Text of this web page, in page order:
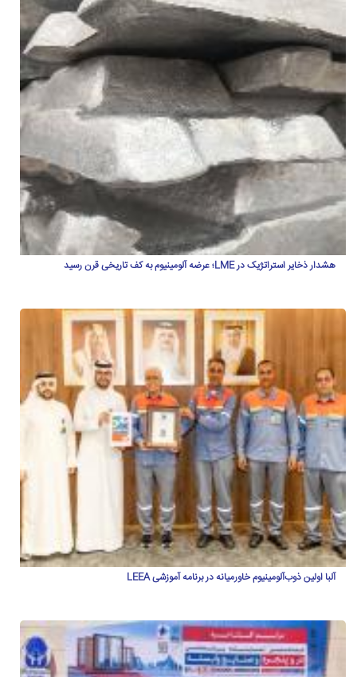
هشدار ذخایر استراتژیک در LME؛ عرضه آلومینیوم به کف تاریخی قرن رسید
آلبا اولین ذوب‌آلومینیوم خاورمیانه در برنامه آموزشی LEEA